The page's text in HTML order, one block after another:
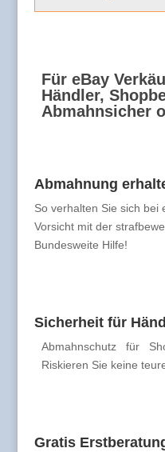
Für eBay
Händler,
Abmahnsicher
Abmahnung
So verhalten Sie sich bei
Vorsicht mit der
Bundesweite Hilfe!
Sicherheit für
Abmahnschutz für
Riskieren Sie keine
Gratis